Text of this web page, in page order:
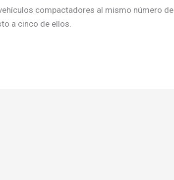
compactadores al mismo número de
a cinco de ellos.